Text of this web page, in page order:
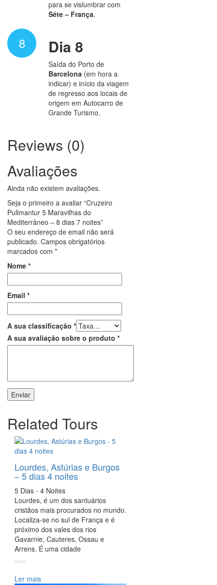
para se vislumbrar com
Séte – França.
8 Dia 8
Saída do Porto de
Barcelona (em hora a
indicar) e início da viagem
de regresso aos locais de
origem em Autocarro de
Grande Turismo.
Reviews (0)
Avaliações
Ainda não existem avaliações.
Seja o primeiro a avaliar “Cruzeiro
Pullmantur 5 Maravilhas do
Mediterrâneo – 8 dias 7 noites”
O seu endereço de email não será
publicado. Campos obrigatórios
marcados com *
Nome *
Email *
A sua classificação *
A sua avaliação sobre o produto *
Related Tours
Lourdes, Astúrias e Burgos
– 5 dias 4 noites
5 Dias - 4 Noites
Lourdes, é um dos santuários
cristãos mais procurados no mundo.
Localiza-se no sul de França e é
próximo dos vales dos rios
Gavarnie, Cauteres, Ossau e
Arrens. É uma cidade
Ler mais